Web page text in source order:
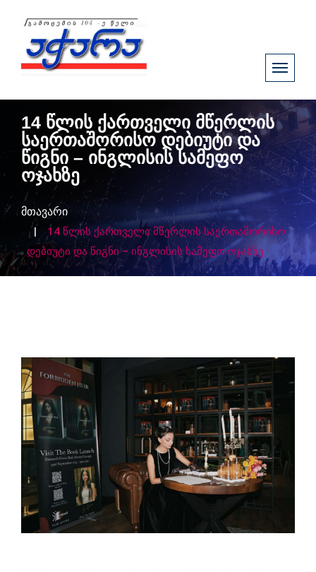
14 წლის ქართველი მწერლის
საერთაშორისო დებიუტი და
წიგნი – ინგლისის სამეფო
ოჯახზე
მთავარი
14 წლის ქართველი მწერლის საერთაშორისო
დებიუტი და წიგნი – ინგლისის სამეფო ოჯახზე